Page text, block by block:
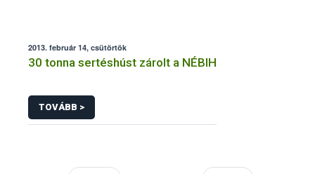
2013. február 14, csütörtök
30 tonna sertéshúst zárolt a NÉBIH
TOVÁBB >